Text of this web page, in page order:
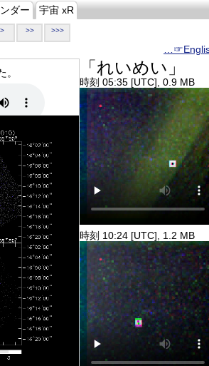
ダー 宇宙 xR
> >> >>>
。 「れいめい」
時刻 05:35 [UTC], 0.9 MB
時刻 10:24 [UTC], 1.2 MB